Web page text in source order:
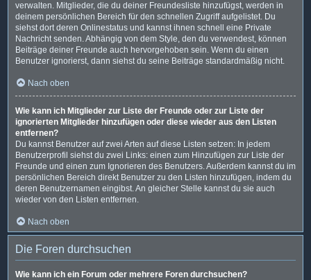
verwalten. Mitglieder, die du deiner Freundesliste hinzufügst, werden in
deinem persönlichen Bereich für den schnellen Zugriff aufgelistet. Du
siehst dort deren Onlinestatus und kannst ihnen schnell eine Private
Nachricht senden. Abhängig von dem Style, den du verwendest, können
Beiträge deiner Freunde auch hervorgehoben sein. Wenn du einen
Benutzer ignorierst, dann siehst du seine Beiträge standardmäßig nicht.
Nach oben
Wie kann ich Mitglieder zur Liste der Freunde oder zur Liste der
ignorierten Mitglieder hinzufügen oder diese wieder aus den Listen
entfernen?
Du kannst Benutzer auf zwei Arten auf diese Listen setzen: In jedem
Benutzerprofil siehst du zwei Links: einen zum Hinzufügen zur Liste der
Freunde und einen zum Ignorieren des Benutzers. Außerdem kannst du im
persönlichen Bereich direkt Benutzer zu den Listen hinzufügen, indem du
deren Benutzernamen eingibst. An gleicher Stelle kannst du sie auch
wieder von den Listen entfernen.
Nach oben
Die Foren durchsuchen
Wie kann ich ein Forum oder mehrere Foren durchsuchen?